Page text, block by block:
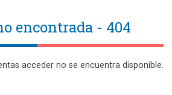
encontrada - 404
acceder no se encuentra disponible.